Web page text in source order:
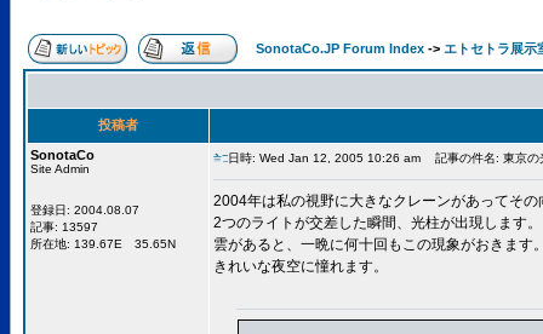
SonotaCo.JP Forum Index -> エトセトラ展示
投稿者
SonotaCo
Site Admin
登録日: 2004.08.07
記事: 13597
所在地: 139.67E 35.65N
日時: Wed Jan 12, 2005 10:26 am 記事の件名: 東京の
2004年は私の視野に大きなクレーンがあってそ
2つのライトが交差した瞬間、光柱が出現します。
雲があると、一晩に何十回もこの現象がおきます
きれいな夜空に憧れます。